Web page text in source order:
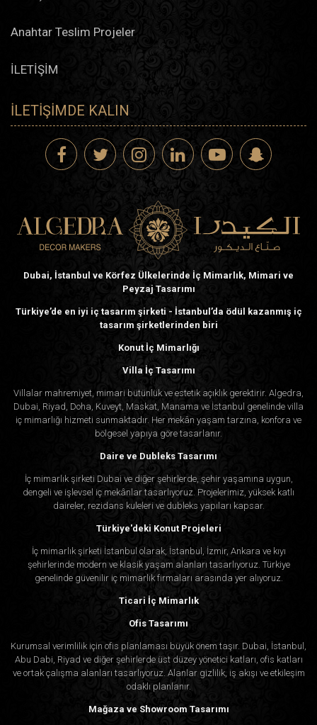
Anahtar Teslim Projeler
İLETİŞİM
İLETIŞIMDE KALIN
Dubai, İstanbul ve Körfez Ülkelerinde İç Mimarlık, Mimari ve
Peyzaj Tasarımı
Türkiye’de en iyi iç tasarım şirketi - İstanbul’da ödül kazanmış iç
tasarım şirketlerinden biri
Konut İç Mimarlığı
Villa İç Tasarımı
Villalar mahremiyet, mimari bütünlük ve estetik açıklık gerektirir. Algedra,
Dubai, Riyad, Doha, Kuveyt, Maskat, Manama ve İstanbul genelinde villa
iç mimarlığı hizmeti sunmaktadır. Her mekân yaşam tarzına, konfora ve
bölgesel yapıya göre tasarlanır.
Daire ve Dubleks Tasarımı
İç mimarlık şirketi Dubai ve diğer şehirlerde, şehir yaşamına uygun,
dengeli ve işlevsel iç mekânlar tasarlıyoruz. Projelerimiz, yüksek katlı
daireler, rezidans kuleleri ve dubleks yapıları kapsar.
Türkiye'deki Konut Projeleri
İç mimarlık şirketi İstanbul olarak, İstanbul, İzmir, Ankara ve kıyı
şehirlerinde modern ve klasik yaşam alanları tasarlıyoruz. Türkiye
genelinde güvenilir iç mimarlık firmaları arasında yer alıyoruz.
Ticari İç Mimarlık
Ofis Tasarımı
Kurumsal verimlilik için ofis planlaması büyük önem taşır. Dubai, İstanbul,
Abu Dabi, Riyad ve diğer şehirlerde üst düzey yönetici katları, ofis katları
ve ortak çalışma alanları tasarlıyoruz. Alanlar gizlilik, iş akışı ve etkileşim
odaklı planlanır.
Mağaza ve Showroom Tasarımı